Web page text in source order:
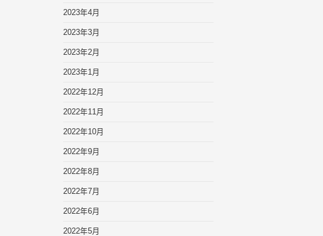
2023年4月
2023年3月
2023年2月
2023年1月
2022年12月
2022年11月
2022年10月
2022年9月
2022年8月
2022年7月
2022年6月
2022年5月